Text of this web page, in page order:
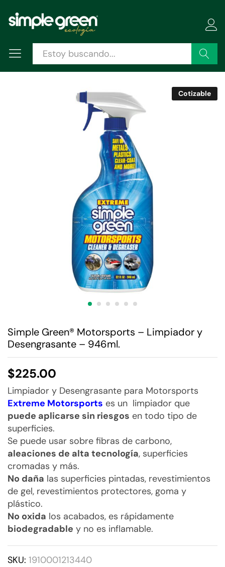
Buscar
Cotizable
Simple Green® Motorsports – Limpiador y
Desengrasante – 946ml.
$225.00
Limpiador y Desengrasante para Motorsports
Extreme Motorsports es un limpiador que
puede aplicarse sin riesgos en todo tipo de
superficies.
Se puede usar sobre fibras de carbono,
aleaciones de alta tecnología, superficies
cromadas y más.
No daña las superficies pintadas, revestimientos
de gel, revestimientos protectores, goma y
plástico.
No oxida los acabados, es rápidamente
biodegradable y no es inflamable.
SKU: 1910001213440